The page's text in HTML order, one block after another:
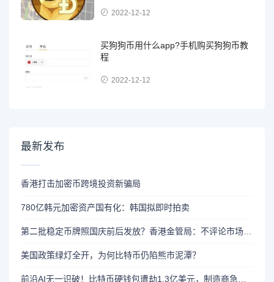
2022-12-12
买狗狗币用什么app?手机购买狗狗币教
程
2022-12-12
最新发布
香港打击加密币跨境投资新骗局
780亿韩元加密资产国有化：韩国拟即时拍卖
美国政策绿灯全开，为何比特币仍陷熊市泥潭？